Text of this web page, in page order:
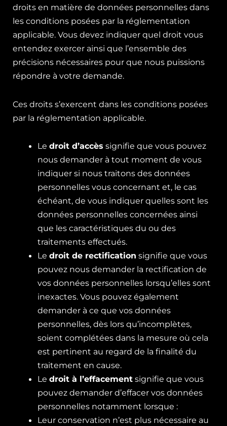
droits en matière de données personnelles dans
les conditions posées par la réglementation
applicable. Vous devez indiquer quel droit vous
entendez exercer ainsi que l’ensemble des
précisions nécessaires pour que nous puissions
répondre à votre demande.
Ces droits s’exercent dans les conditions posées
par la réglementation applicable.
Ledroit d’accès signifie que vous pouvez
nous demander à tout moment de vous
indiquer si nous traitons des données
personnelles vous concernant et, le cas
échéant, de vous indiquer quelles sont les
données personnelles concernées ainsi
que les caractéristiques du ou des
traitements effectués.
Ledroit de rectification signifie que vous
pouvez nous demander la rectification de
vos données personnelles lorsqu’elles sont
inexactes. Vous pouvez également
demander à ce que vos données
personnelles, dès lors qu’incomplètes,
soient complétées dans la mesure où cela
est pertinent au regard de la finalité du
traitement en cause.
Ledroit à l’effacement signifie que vous
pouvez demander d’effacer vos données
personnelles notamment lorsque :
Leur conservation n’est plus nécessaire au